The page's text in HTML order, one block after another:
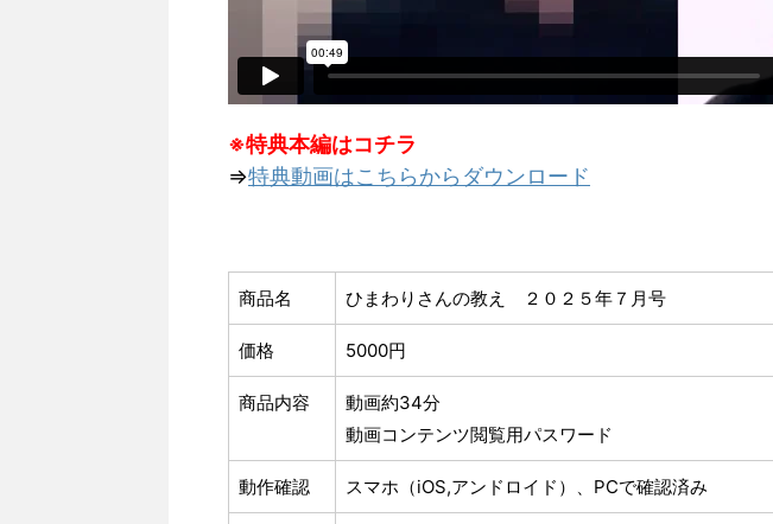
※特典本編はコチラ
⇒特典動画はこちらからダウンロード
商品名 ひまわりさんの教え ２０２５年７月号
価格 5000円
商品内容
動画約34分
動画コンテンツ閲覧用パスワード
動作確認 スマホ（iOS,アンドロイド）、PCで確認済み